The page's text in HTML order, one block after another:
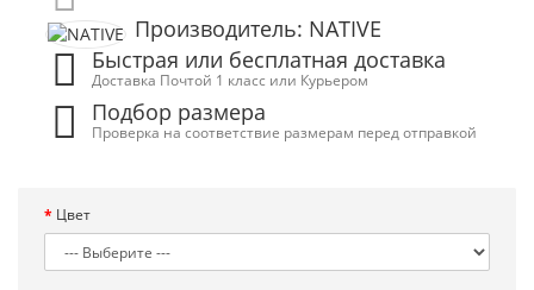
Производитель: NATIVE
Быстрая или бесплатная доставка
Доставка Почтой 1 класс или Курьером
Подбор размера
Проверка на соответствие размерам перед отправкой
Цвет